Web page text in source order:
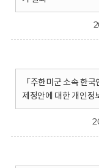
「주한미군 소속 한
제정안에 대한 개인정